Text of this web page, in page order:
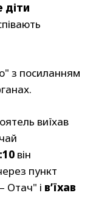
діти
з посиланням
виїхав
він
пункт
Отач" і в’їхав